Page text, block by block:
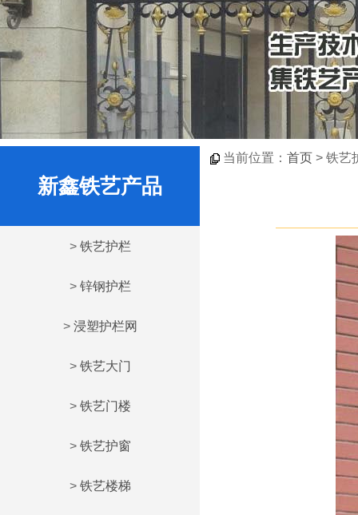
新鑫铁艺产品
> 铁艺护栏
> 锌钢护栏
> 浸塑护栏网
> 铁艺大门
> 铁艺门楼
> 铁艺护窗
> 铁艺楼梯
当前位置： 首页 > 铁艺